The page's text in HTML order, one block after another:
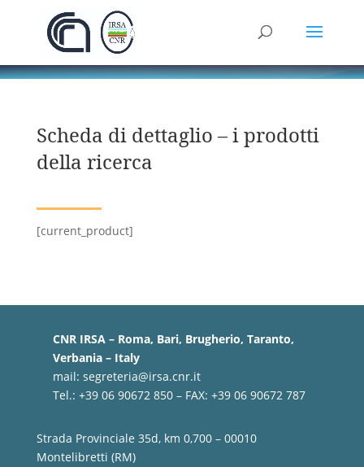
Scheda di dettaglio – i prodotti
della ricerca
[current_product]
CNR IRSA – Roma, Bari, Brugherio, Taranto,
Verbania – Italy
mail: segreteria@irsa.cnr.it
Tel.: +39 06 90672 850 – FAX: +39 06 90672 787
Strada Provinciale 35d, km 0,700 – 00010
Montelibretti (RM)